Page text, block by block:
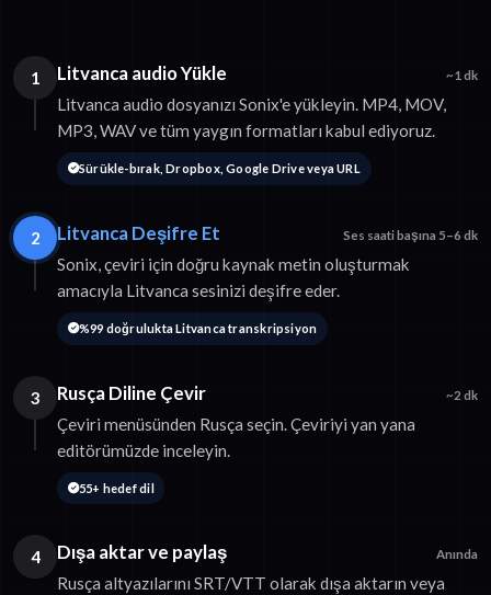
1 Litvanca audio Yükle ~1 dk
Litvanca audio dosyanızı Sonix'e yükleyin. MP4, MOV,
MP3, WAV ve tüm yaygın formatları kabul ediyoruz.
Sürükle-bırak, Dropbox, Google Drive veya URL
2 Litvanca Deşifre Et Ses saati başına 5–6 dk
Sonix, çeviri için doğru kaynak metin oluşturmak
amacıyla Litvanca sesinizi deşifre eder.
%99 doğrulukta Litvanca transkripsiyon
3 Rusça Diline Çevir ~2 dk
Çeviri menüsünden Rusça seçin. Çeviriyi yan yana
editörümüzde inceleyin.
55+ hedef dil
4 Dışa aktar ve paylaş Anında
Rusça altyazılarını SRT/VTT olarak dışa aktarın veya